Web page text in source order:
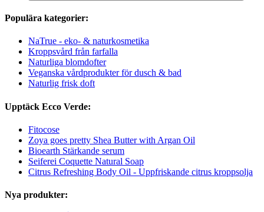
Populära kategorier:
NaTrue - eko- & naturkosmetika
Kroppsvård från farfalla
Naturliga blomdofter
Veganska vårdprodukter för dusch & bad
Naturlig frisk doft
Upptäck Ecco Verde:
Fitocose
Zoya goes pretty Shea Butter with Argan Oil
Bioearth Stärkande serum
Seiferei Coquette Natural Soap
Citrus Refreshing Body Oil - Uppfriskande citrus kroppsolja
Nya produkter: